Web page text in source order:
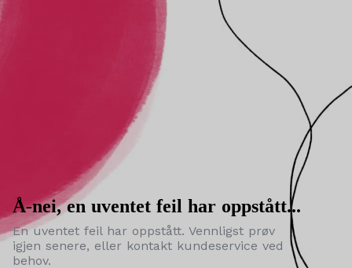
Å-nei, en uventet feil har oppstått...
En uventet feil har oppstått. Vennligst prøv
igjen senere, eller kontakt kundeservice ved
behov.